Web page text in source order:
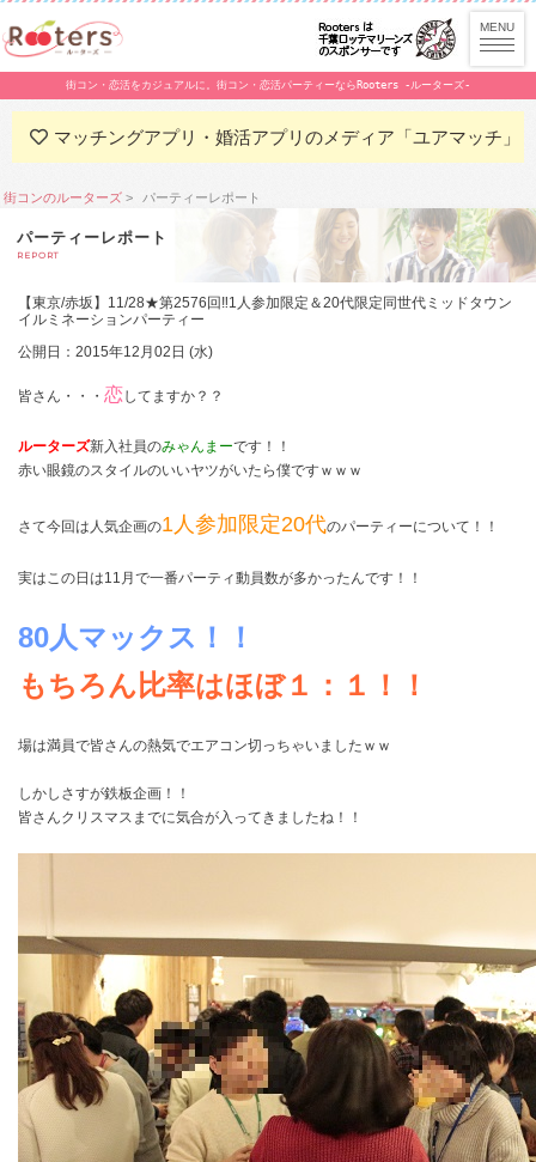
街コン・恋活をカジュアルに。街コン・恋活パーティーならRooters -ルーターズ-
マッチングアプリ・婚活アプリのメディア「ユアマッチ」
街コンのルーターズ パーティーレポート
パーティーレポート
REPORT
【東京/赤坂】11/28★第2576回‼1人参加限定＆20代限定同世代ミッドタウン
イルミネーションパーティー
公開日：2015年12月02日 (水)
皆さん・・・ 恋してますか？？
ルーターズ新入社員のみゃんまーです！！
赤い眼鏡のスタイルのいいヤツがいたら僕ですｗｗｗ
さて今回は人気企画の1人参加限定20代のパーティーについて！！
実はこの日は11月で一番パーティ動員数が多かったんです！！
80人マックス！！
もちろん比率はほぼ１：１！！
場は満員で皆さんの熱気でエアコン切っちゃいましたｗｗ
しかしさすが鉄板企画！！
皆さんクリスマスまでに気合が入ってきましたね！！